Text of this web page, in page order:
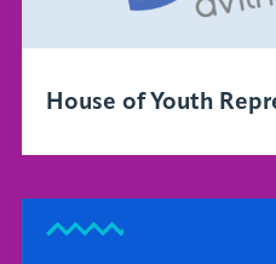
House of Youth